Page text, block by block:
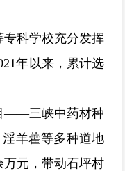
科学校充分发挥
年以来，累计选
——三峡中药材种
羊藿等多种道地
元，带动石坪村